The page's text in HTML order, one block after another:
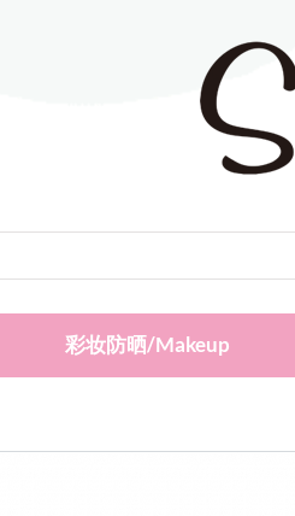
彩妆防晒/Makeup